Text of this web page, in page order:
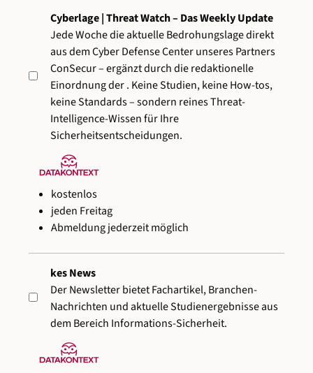
Cyberlage | Threat Watch – Das Weekly Update
Jede Woche die aktuelle Bedrohungslage direkt
aus dem Cyber Defense Center unseres Partners
ConSecur – ergänzt durch die redaktionelle
Einordnung der. Keine Studien, keine How-tos,
keine Standards – sondern reines Threat-
Intelligence-Wissen für Ihre
Sicherheitsentscheidungen.
kostenlos
jeden Freitag
Abmeldung jederzeit möglich
kes News
Der Newsletter bietet Fachartikel, Branchen-
Nachrichten und aktuelle Studienergebnisse aus
dem Bereich Informations-Sicherheit.